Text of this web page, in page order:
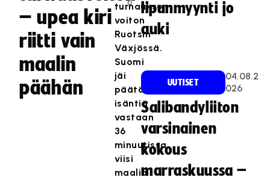
– upea kiri
riitti vain
maalin
päähän
turnauksen
voiton
Ruotsin
Växjössä.
Suomi
jäi
päätösottelussa
isäntiä
vastaan
36
minuutissa
viisi
maalia
lipunmyynti jo
auki
UUTISET
04.08.2
026
Salibandyliiton
varsinainen
kokous
marraskuussa –